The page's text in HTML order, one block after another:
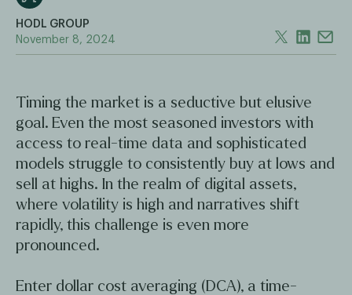
HODL GROUP
November 8, 2024
Timing the market is a seductive but elusive
goal. Even the most seasoned investors with
access to real-time data and sophisticated
models struggle to consistently buy at lows and
sell at highs. In the realm of digital assets,
where volatility is high and narratives shift
rapidly, this challenge is even more
pronounced.
Enter dollar cost averaging (DCA), a time-